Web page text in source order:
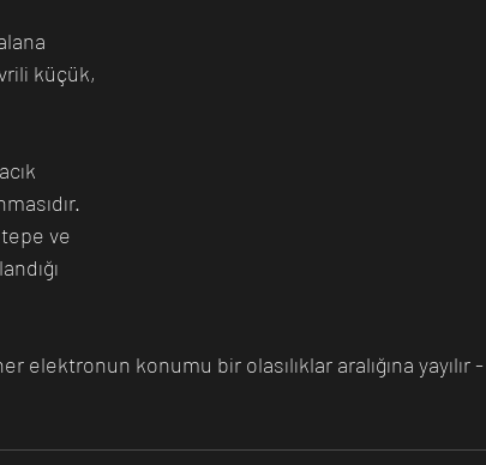
küçük,
ve
elektronun konumu bir olasılıklar aralığına yayılır